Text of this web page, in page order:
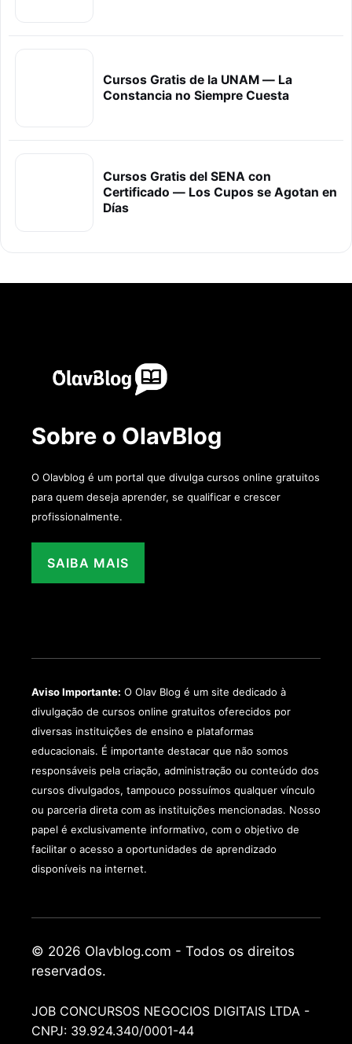
Cursos Gratis de la UNAM — La
Constancia no Siempre Cuesta
Cursos Gratis del SENA con
Certificado — Los Cupos se Agotan en
Días
Sobre o OlavBlog
O Olavblog é um portal que divulga cursos online gratuitos
para quem deseja aprender, se qualificar e crescer
profissionalmente.
SAIBA MAIS
Aviso Importante: O Olav Blog é um site dedicado à
divulgação de cursos online gratuitos oferecidos por
diversas instituições de ensino e plataformas
educacionais. É importante destacar que não somos
responsáveis pela criação, administração ou conteúdo dos
cursos divulgados, tampouco possuímos qualquer vínculo
ou parceria direta com as instituições mencionadas. Nosso
papel é exclusivamente informativo, com o objetivo de
facilitar o acesso a oportunidades de aprendizado
disponíveis na internet.
© 2026 Olavblog.com - Todos os direitos
reservados.
JOB CONCURSOS NEGOCIOS DIGITAIS LTDA -
CNPJ: 39.924.340/0001-44